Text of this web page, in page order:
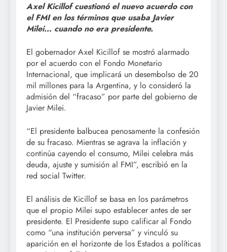
Axel Kicillof cuestionó el nuevo acuerdo con
el FMI en los términos que usaba Javier
Milei… cuando no era presidente.
El gobernador Axel Kicillof se mostró alarmado
por el acuerdo con el Fondo Monetario
Internacional, que implicará un desembolso de 20
mil millones para la Argentina, y lo consideró la
admisión del “fracaso” por parte del gobierno de
Javier Milei.
“El presidente balbucea penosamente la confesión
de su fracaso. Mientras se agrava la inflación y
continúa cayendo el consumo, Milei celebra más
deuda, ajuste y sumisión al FMI”, escribió en la
red social Twitter.
El análisis de Kicillof se basa en los parámetros
que el propio Milei supo establecer antes de ser
presidente. El Presidente supo calificar al Fondo
como “una institución perversa” y vinculó su
aparición en el horizonte de los Estados a políticas